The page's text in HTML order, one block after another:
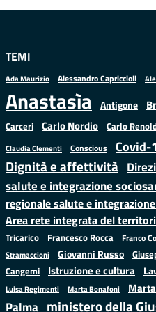
TEMI
Ada Maurizio Alessandro Capriccioli
Anastasìa Antigone
Carceri Carlo Nordio Carlo
Claudia Clementi Conscious Covid-
Dignità e affettività
salute e integrazione
regionale salute e
Area rete integrata del
Tricarico
Francesco Rocca Franco
Stramaccioni
Giovanni Russo
Cangemi
Istruzione e cultura
Luisa Regimenti Marta Bonafoni
Palma ministero della